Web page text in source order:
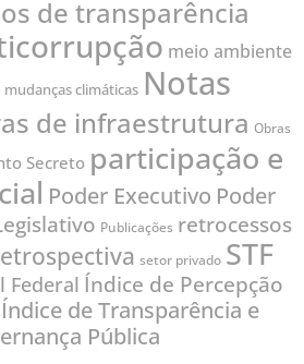
de transparência
meio ambiente
mudanças climáticas Notas
de infraestrutura Obras
Secreto participação e
Poder Executivo Poder
Publicações retrocessos
setor privado STF
Federal Índice de Percepção
Índice de Transparência e
Pública